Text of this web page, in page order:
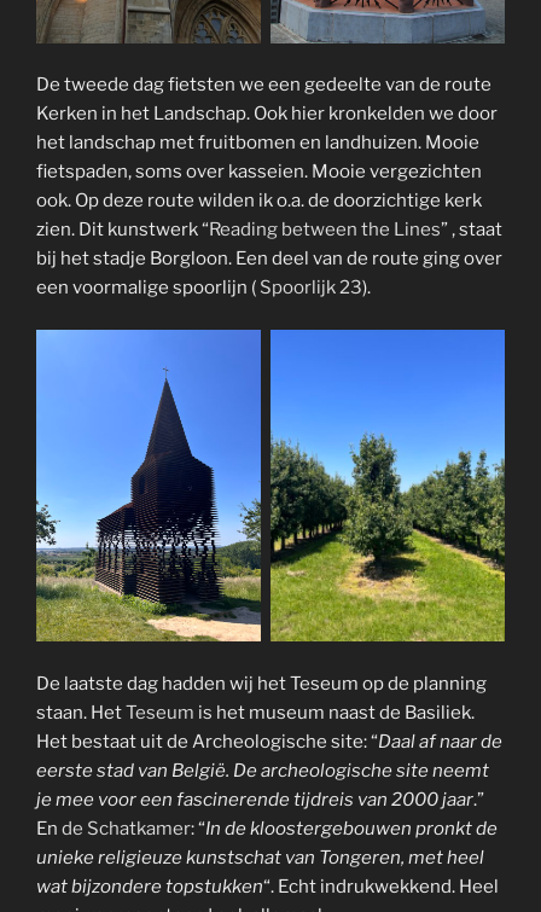
De tweede dag fietsten we een gedeelte van de route
Kerken in het Landschap. Ook hier kronkelden we door
het landschap met fruitbomen en landhuizen. Mooie
fietspaden, soms over kasseien. Mooie vergezichten
ook. Op deze route wilden ik o.a. de doorzichtige kerk
zien. Dit kunstwerk “Reading between the Lines” , staat
bij het stadje Borgloon. Een deel van de route ging over
een voormalige spoorlijn ( Spoorlijk 23).
De laatste dag hadden wij het Teseum op de planning
staan. HetTeseum is het museum naast de Basiliek.
Het bestaat uit de Archeologische site: “Daal af naar de
eerste stad van België. De archeologische site neemt
je mee voor een fascinerende tijdreis van 2000 jaar.”
En de Schatkamer: “In de kloostergebouwen pronkt de
unieke religieuze kunstschat van Tongeren, met heel
wat bijzondere topstukken“. Echt indrukwekkend. Heel